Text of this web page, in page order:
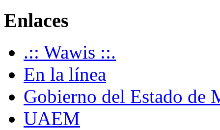
Enlaces
.:: Wawis ::.
En la línea
Gobierno del Estado de
UAEM